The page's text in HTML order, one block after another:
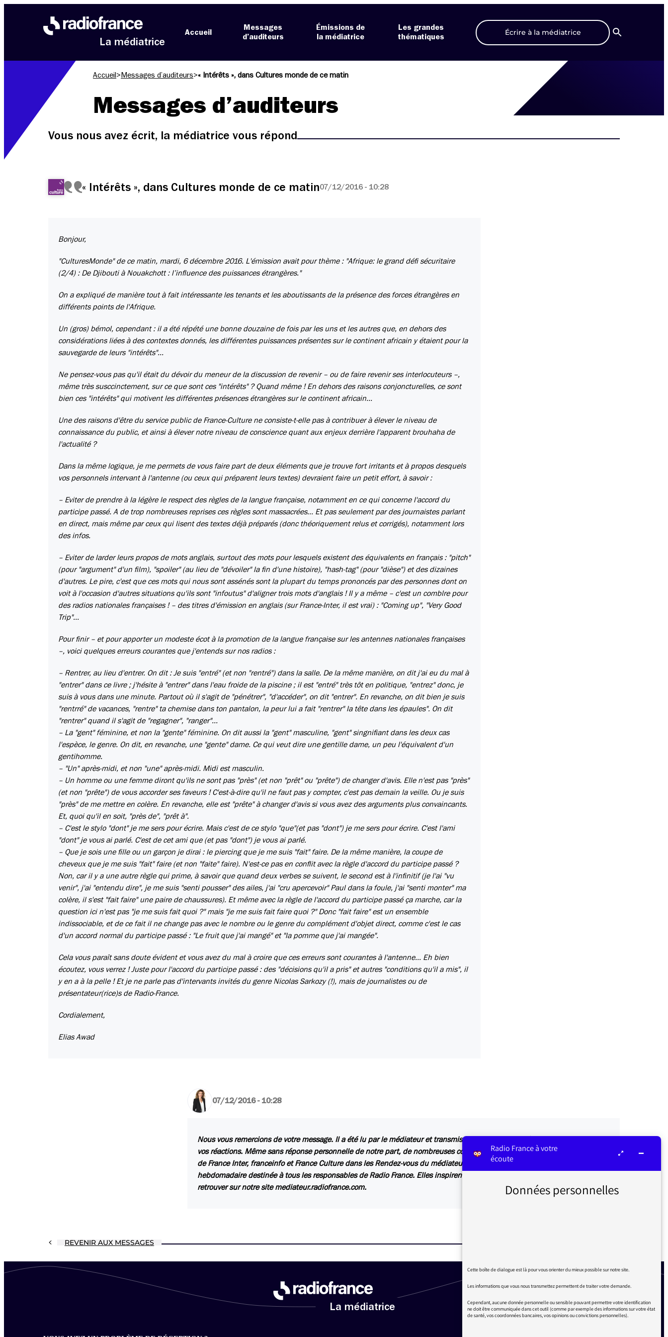
La médiatrice
Accueil
Messages
d’auditeurs
Émissions de
la médiatrice
Les grandes
thématiques
Écrire à la médiatrice
Recherche
Accueil > Messages d’auditeurs>« Intérêts », dans Cultures monde de ce matin
Messages d’auditeurs
Vous nous avez écrit, la médiatrice vous répond
« Intérêts », dans Cultures monde de ce matin07/12/2016 - 10:28
Bonjour,
"CulturesMonde" de ce matin, mardi, 6 décembre 2016. L'émission avait pour thème : "Afrique: le grand défi sécuritaire
(2/4) : De Djibouti à Nouakchott : l’influence des puissances étrangères."
On a expliqué de manière tout à fait intéressante les tenants et les aboutissants de la présence des forces étrangères en
différents points de l'Afrique.
Un (gros) bémol, cependant : il a été répété une bonne douzaine de fois par les uns et les autres que, en dehors des
considérations liées à des contextes donnés, les différentes puissances présentes sur le continent africain y étaient pour la
sauvegarde de leurs "intérêts"...
Ne pensez-vous pas qu'il était du dévoir du meneur de la discussion de revenir – ou de faire revenir ses interlocuteurs –,
même très susccinctement, sur ce que sont ces "intérêts" ? Quand même ! En dehors des raisons conjoncturelles, ce sont
bien ces "intérêts" qui motivent les différentes présences étrangères sur le continent africain...
Une des raisons d'être du service public de France-Culture ne consiste-t-elle pas à contribuer à élever le niveau de
connaissance du public, et ainsi à élever notre niveau de conscience quant aux enjeux derrière l'apparent brouhaha de
l'actualité ?
Dans la même logique, je me permets de vous faire part de deux éléments que je trouve fort irritants et à propos desquels
vos personnels intervant à l'antenne (ou ceux qui préparent leurs textes) devraient faire un petit effort, à savoir :
– Eviter de prendre à la légère le respect des règles de la langue française, notamment en ce qui concerne l'accord du
participe passé. A de trop nombreuses reprises ces règles sont massacrées... Et pas seulement par des journaistes parlant
en direct, mais même par ceux qui lisent des textes déjà préparés (donc théoriquement relus et corrigés), notamment lors
des infos.
– Eviter de larder leurs propos de mots anglais, surtout des mots pour lesquels existent des équivalents en français : "pitch"
(pour "argument" d'un film), "spoiler" (au lieu de "dévoiler" la fin d'une histoire), "hash-tag" (pour "dièse") et des dizaines
d'autres. Le pire, c'est que ces mots qui nous sont assénés sont la plupart du temps prononcés par des personnes dont on
voit à l'occasion d'autres situations qu'ils sont "infoutus" d'aligner trois mots d'anglais ! Il y a même – c'est un comblre pour
des radios nationales françaises ! – des titres d'émission en anglais (sur France-Inter, il est vrai) : "Coming up", "Very Good
Trip"...
Pour finir – et pour apporter un modeste écot à la promotion de la langue française sur les antennes nationales françaises
–, voici quelques erreurs courantes que j'entends sur nos radios :
– Rentrer, au lieu d'entrer. On dit : Je suis "entré" (et non "rentré") dans la salle. De la même manière, on dit j'ai eu du mal à
"entrer" dans ce livre ; j'hésite à "entrer" dans l'eau froide de la piscine ; il est "entré" très tôt en politique, "entrez" donc, je
suis à vous dans une minute. Partout où il s'agit de "pénétrer", "d'accéder", on dit "entrer". En revanche, on dit bien je suis
"rentrré" de vacances, "rentre" ta chemise dans ton pantalon, la peur lui a fait "rentrer" la tête dans les épaules". On dit
"rentrer" quand il s'agit de "regagner", "ranger"...
– La "gent" féminine, et non la "gente" féminine. On dit aussi la "gent" masculine, "gent" singnifiant dans les deux cas
l'espèce, le genre. On dit, en revanche, une "gente" dame. Ce qui veut dire une gentille dame, un peu l'équivalent d'un
gentihomme.
– "Un" après-midi, et non "une" après-midi. Midi est masculin.
– Un homme ou une femme diront qu'ils ne sont pas "près" (et non "prêt" ou "prête") de changer d'avis. Elle n'est pas "près"
(et non "prête") de vous accorder ses faveurs ! C'est-à-dire qu'il ne faut pas y compter, c'est pas demain la veille. Ou je suis
"près" de me mettre en colère. En revanche, elle est "prête" à changer d'avis si vous avez des arguments plus convaincants.
Et, quoi qu'il en soit, "près de", "prêt à".
– C'est le stylo "dont" je me sers pour écrire. Mais c'est de ce stylo "que"(et pas "dont") je me sers pour écrire. C'est l'ami
"dont" je vous ai parlé. C'est de cet ami que (et pas "dont") je vous ai parlé.
– Que je sois une fille ou un garçon je dirai : le piercing que je me suis "fait" faire. De la même manière, la coupe de
cheveux que je me suis "fait" faire (et non "faite" faire). N'est-ce pas en conflit avec la règle d'accord du participe passé ?
Non, car il y a une autre règle qui prime, à savoir que quand deux verbes se suivent, le second est à l'infinitif (je l'ai "vu
venir", j'ai "entendu dire", je me suis "senti pousser" des ailes, j'ai "cru apercevoir" Paul dans la foule, j'ai "senti monter" ma
colère, il s'est "fait faire" une paire de chaussures). Et même avec la règle de l'accord du participe passé ça marche, car la
question ici n'est pas "je me suis fait quoi ?" mais "je me suis fait faire quoi ?" Donc "fait faire" est un ensemble
indissociable, et de ce fait il ne change pas avec le nombre ou le genre du complément d'objet direct, comme c'est le cas
d'un accord normal du participe passé : "Le fruit que j'ai mangé" et "la pomme que j'ai mangée".
Cela vous paraît sans doute évident et vous avez du mal à croire que ces erreurs sont courantes à l'antenne... Eh bien
écoutez, vous verrez ! Juste pour l'accord du participe passé : des "décisions qu'il a pris" et autres "conditions qu'il a mis", il
y en a à la pelle ! Et je ne parle pas d'intervants invités du genre Nicolas Sarkozy (!), mais de journalistes ou de
présentateur(rice)s de Radio-France.
Cordialement,
Elias Awad
07/12/2016 - 10:28
Nous vous remercions de votre message. Il a été lu par le médiateur et transmis au service concerné par vos questions ou
vos réactions. Même sans réponse personnelle de notre part, de nombreuses contributions sont relayées sur les antennes
de France Inter, franceinfo et France Culture dans les Rendez-vous du médiateur ou dans Les infos du médiateur, lettre
hebdomadaire destinée à tous les responsables de Radio France. Elles inspirent également des articles explicatifs à
retrouver sur notre site mediateur.radiofrance.com.
REVENIR AUX MESSAGES
La médiatrice
Radio France à votre
écoute
Données personnelles
Cette boîte de dialogue est là pour vous orienter du mieux possible sur notre site.
Les informations que vous nous transmettez permettent de traiter votre demande.
Cependant, aucune donnée personnelle ou sensible pouvant permettre votre identification
ne doit être communiquée dans cet outil (comme par exemple des informations sur votre état
de santé, vos coordonnées bancaires, vos opinions ou convictions personnelles).